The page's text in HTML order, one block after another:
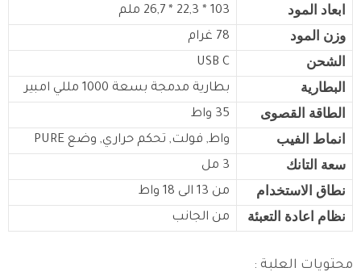
ابعاد المود 103 * 22,3 * 26,7 ملم
وزن المود 78 غرام
الشحن USB C
البطارية بطارية مدمجة بسعة 1000 مللي امبير
الطاقة القصوى 35 واط
انماط الفيب واط, فولت, تحكم حراري, وضع PURE
سعة التانك 3 مل
نطاق الاستخدام من 13 الى 18 واط
نظام اعادة التعبئة من الجانب
محتويات العلبة :